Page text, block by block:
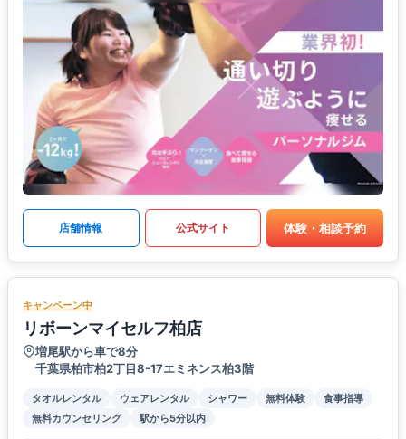
店舗情報 公式サイト 体験・相談予約
キャンペーン中
リボーンマイセルフ柏店
増尾駅から車で8分
千葉県柏市柏2丁目8-17エミネンス柏3階
タオルレンタル ウェアレンタル シャワー 無料体験
食事指導
無料カウンセリング
駅から5分以内